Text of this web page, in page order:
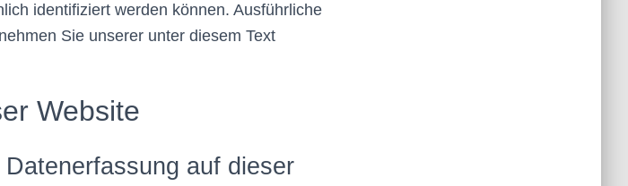
identifiziert werden können. Ausführliche
Sie unserer unter diesem Text
Website
auf dieser